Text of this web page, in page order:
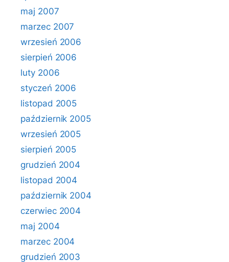
maj 2007
marzec 2007
wrzesień 2006
sierpień 2006
luty 2006
styczeń 2006
listopad 2005
październik 2005
wrzesień 2005
sierpień 2005
grudzień 2004
listopad 2004
październik 2004
czerwiec 2004
maj 2004
marzec 2004
grudzień 2003